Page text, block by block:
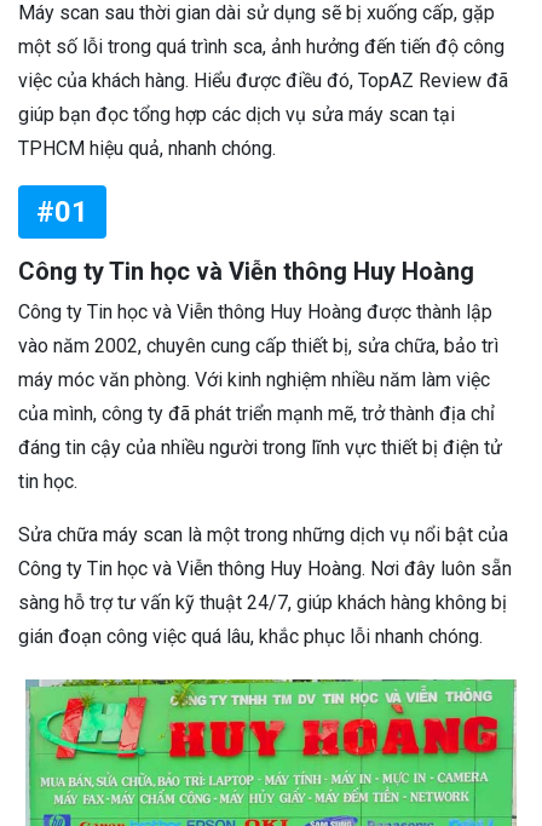
Máy scan sau thời gian dài sử dụng sẽ bị xuống cấp, gặp
một số lỗi trong quá trình sca, ảnh hưởng đến tiến độ công
việc của khách hàng. Hiểu được điều đó, TopAZ Review đã
giúp bạn đọc tổng hợp các dịch vụ sửa máy scan tại
TPHCM hiệu quả, nhanh chóng.
#01
Công ty Tin học và Viễn thông Huy Hoàng
Công ty Tin học và Viễn thông Huy Hoàng được thành lập
vào năm 2002, chuyên cung cấp thiết bị, sửa chữa, bảo trì
máy móc văn phòng. Với kinh nghiệm nhiều năm làm việc
của mình, công ty đã phát triển mạnh mẽ, trở thành địa chỉ
đáng tin cậy của nhiều người trong lĩnh vực thiết bị điện tử
tin học.
Sửa chữa máy scan là một trong những dịch vụ nổi bật của
Công ty Tin học và Viễn thông Huy Hoàng. Nơi đây luôn sẵn
sàng hỗ trợ tư vấn kỹ thuật 24/7, giúp khách hàng không bị
gián đoạn công việc quá lâu, khắc phục lỗi nhanh chóng.